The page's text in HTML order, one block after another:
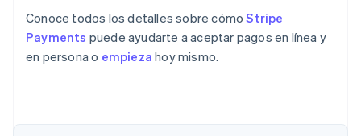
Conoce todos los detalles sobre cómoStripe
Payments puede ayudarte a aceptar pagos en línea y
en persona o empieza hoy mismo.